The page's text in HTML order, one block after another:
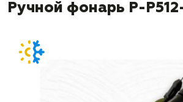
Ручной фонарь P-